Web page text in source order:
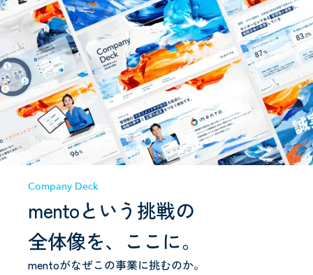
Company Deck
mentoという挑戦の
全体像を、ここに。
mentoがなぜこの事業に挑むのか。